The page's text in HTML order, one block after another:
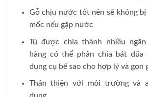
Gỗ chịu nước tốt nên sẽ không
mốc nếu gặp nước
Tủ được chia thành nhiều
hàng có thể phân chia bát đũa
dụng cụ bế sao cho hợp lý và gọn
Thân thiện với môi trường và